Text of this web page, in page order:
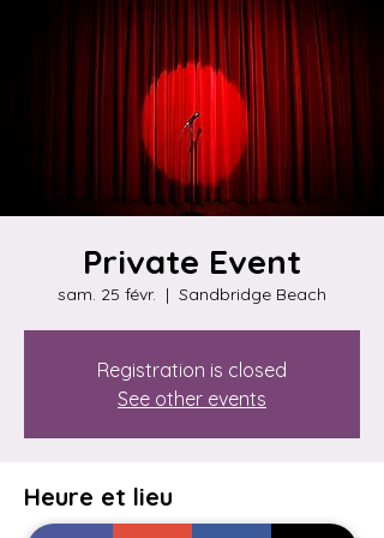
Private Event
sam. 25 févr.
  |
Sandbridge Beach
Registration is closed
See other events
Heure et lieu